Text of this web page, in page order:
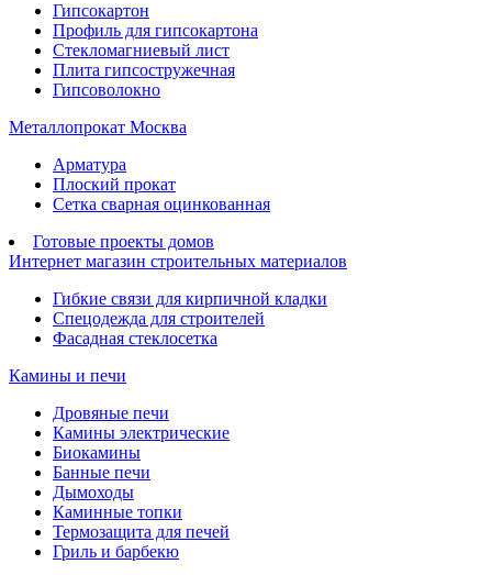
Гипсокартон
Профиль для гипсокартона
Стекломагниевый лист
Плита гипсостружечная
Гипсоволокно
Металлопрокат Москва
Арматура
Плоский прокат
Сетка сварная оцинкованная
Готовые проекты домов
Интернет магазин строительных материалов
Гибкие связи для кирпичной кладки
Спецодежда для строителей
Фасадная стеклосетка
Камины и печи
Дровяные печи
Камины электрические
Биокамины
Банные печи
Дымоходы
Каминные топки
Термозащита для печей
Гриль и барбекю